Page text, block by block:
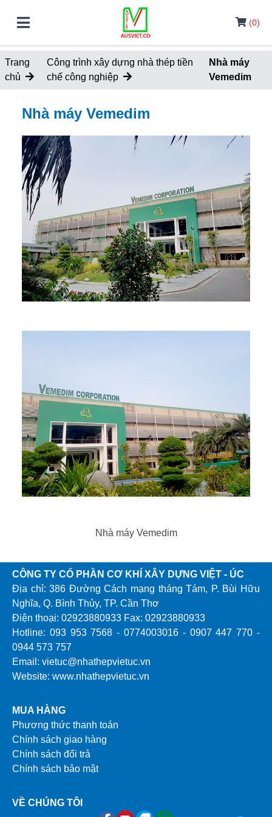
(0)
Trang
chủ
Công trình xây dựng nhà thép tiền
chế công nghiệp
Nhà máy
Vemedim
Nhà máy Vemedim
Nhà máy Vemedim
CÔNG TY CỔ PHẦN CƠ KHÍ XÂY DỰNG VIỆT - ÚC
Địa chỉ: 386 Đường Cách mạng tháng Tám, P. Bùi Hữu
Nghĩa, Q. Bình Thủy, TP. Cần Thơ
Điện thoại: 02923880933 Fax: 02923880933
Hotline: 093 953 7568 - 0774003016 - 0907 447 770 -
0944 573 757
Email: vietuc@nhathepvietuc.vn
Website: www.nhathepvietuc.vn
MUA HÀNG
Phương thức thanh toán
Chính sách giao hàng
Chính sách đổi trả
Chính sách bảo mật
VỀ CHÚNG TÔI